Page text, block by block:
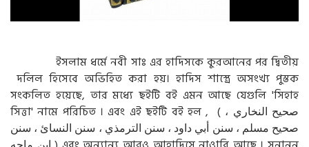
ইসলাম ধর্মে নবী সাঃ এর হাদিসকে কুরআনের পর দ্বিতীয়
দলিল হিসেবে অভিহিত করা হয়। হাদিস শাস্ত্রে অসংখ্য পুস্তক
সংকলিত হয়েছে, তার মধ্যে ছইটি বই এমন আছে যেগুলি 'সিহাহ
সিত্তা' নামে পরিচিত । এবং এই ছইটি বই হল , ( صحيح النخاري ،
صحيح مسلم ، سنن أبي داود ، سنن الترمذي ، سنن النسائ ، سنن